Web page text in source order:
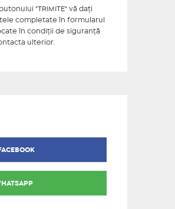
"TRIMITE" vă daţi
completate în formularul
în condiţii de siguranţă
ulterior.